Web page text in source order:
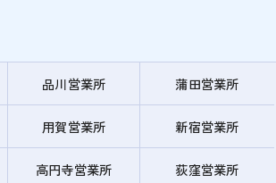
品川営業所 蒲田営業所
用賀営業所 新宿営業所
高円寺営業所 荻窪営業所